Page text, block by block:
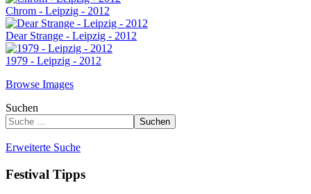
Chrom - Leipzig - 2012
Dear Strange - Leipzig - 2012
1979 - Leipzig - 2012
Browse Images
Suchen
Suchen
Erweiterte Suche
Festival Tipps